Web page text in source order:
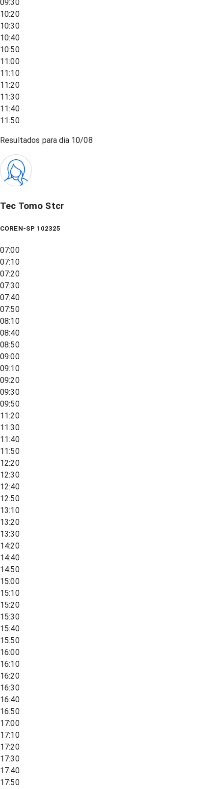
09:30
10:20
10:30
10:40
10:50
11:00
11:10
11:20
11:30
11:40
11:50
Resultados para dia 10/08
Tec Tomo Stcr
COREN-SP 102325
07:00
07:10
07:20
07:30
07:40
07:50
08:10
08:40
08:50
09:00
09:10
09:20
09:30
09:50
11:20
11:30
11:40
11:50
12:20
12:30
12:40
12:50
13:10
13:20
13:30
14:20
14:40
14:50
15:00
15:10
15:20
15:30
15:40
15:50
16:00
16:10
16:20
16:30
16:40
16:50
17:00
17:10
17:20
17:30
17:40
17:50